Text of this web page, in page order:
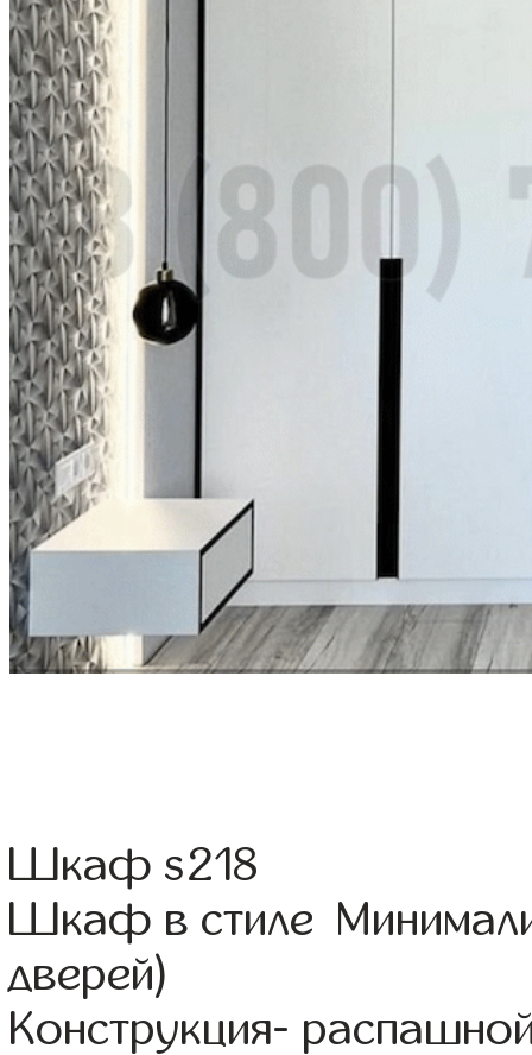
Шкаф s218
Шкаф в стиле
дверей)
Конструкция-